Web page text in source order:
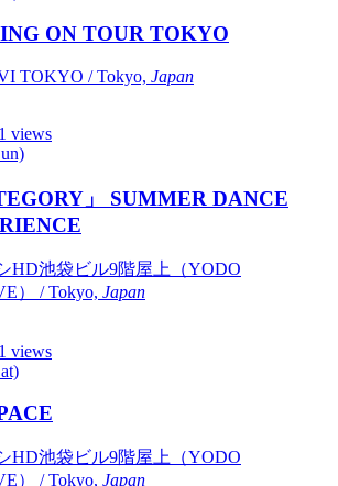
ON TOUR TOKYO
TOKYO / Tokyo, Japan
views
」 SUMMER DANCE
HD池袋ビル9階屋上（YODO
） / Tokyo, Japan
views
HD池袋ビル9階屋上（YODO
） / Tokyo, Japan